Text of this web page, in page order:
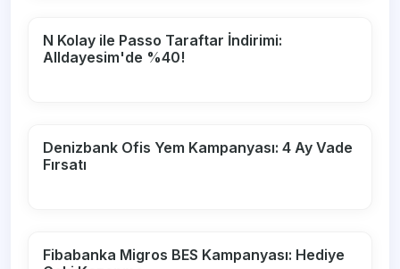
N Kolay ile Passo Taraftar İndirimi:
Alldayesim'de %40!
Denizbank Ofis Yem Kampanyası: 4 Ay Vade
Fırsatı
Fibabanka Migros BES Kampanyası: Hediye